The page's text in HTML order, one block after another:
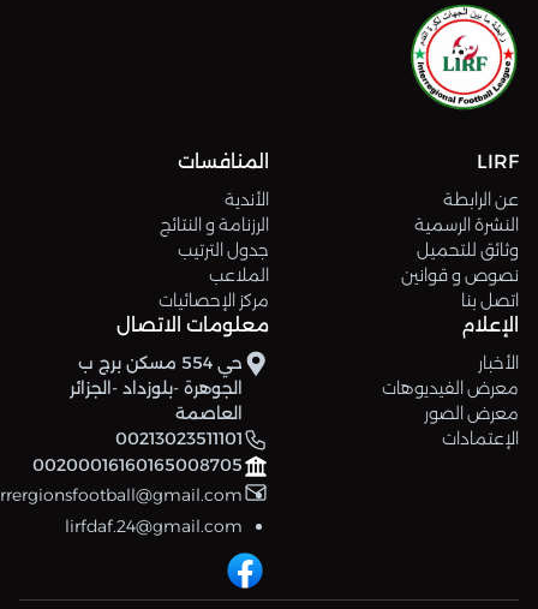
LIRF
عن الرابطة
النشرة الرسمية
وثائق للتحميل
نصوص و قوانين
اتصل بنا
المنافسات
الأندية
الرزنامة و النتائج
جدول الترتيب
الملاعب
مركز الإحصائيات
الإعلام
الأخبار
معرض الفيديوهات
معرض الصور
الإعتمادات
معلومات الاتصال
حي 554 مسكن برج ب
الجوهرة -بلوزداد -الجزائر
العاصمة
00213023511101
00200016160165008705
lirfdaf.24@gmail.com